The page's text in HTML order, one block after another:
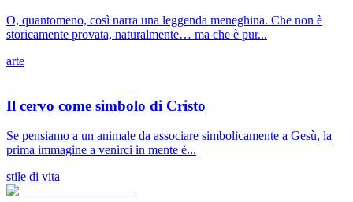
O, quantomeno, così narra una leggenda meneghina. Che non è
storicamente provata, naturalmente… ma che è pur...
arte
Il cervo come simbolo di Cristo
Se pensiamo a un animale da associare simbolicamente a Gesù, la
prima immagine a venirci in mente è...
stile di vita